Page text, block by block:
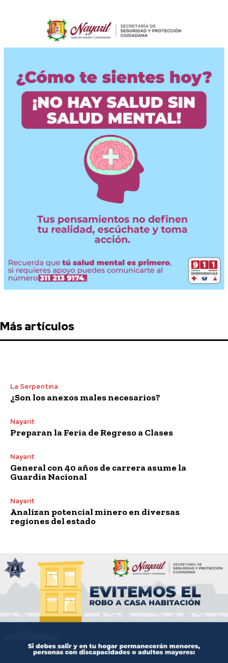
Más artículos
La Serpentina
¿Son los anexos males necesarios?
Nayarit
Preparan la Feria de Regreso a Clases
Nayarit
General con 40 años de carrera asume la
Guardia Nacional
Nayarit
Analizan potencial minero en diversas
regiones del estado